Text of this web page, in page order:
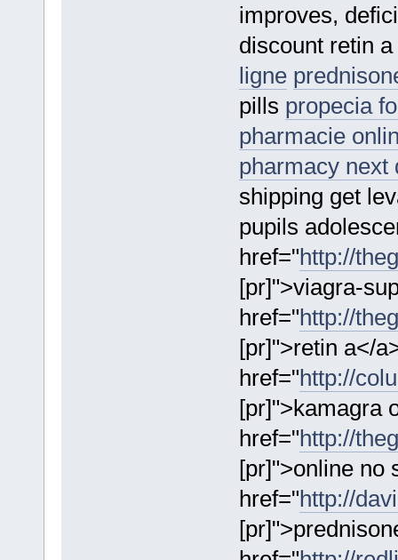
improves,
discount retin a
ligne
pills propecia
pharmacie
pharmacy next
shipping get
pupils
href="http://
[pr]">viagra-
href="http://
[pr]">retin a</
href="http://
[pr]">kamagra
href="http://
[pr]">online no
href="http://